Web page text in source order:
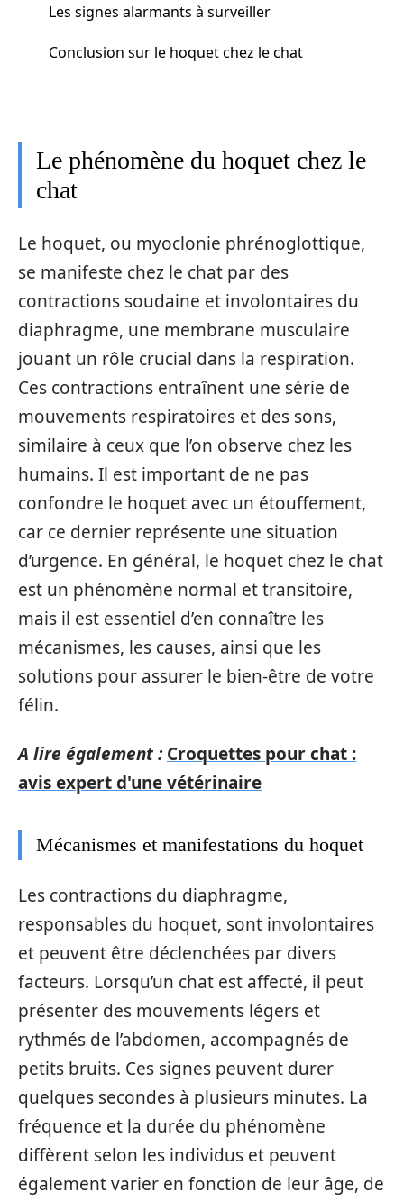
Les signes alarmants à surveiller
Conclusion sur le hoquet chez le chat
Le phénomène du hoquet chez le
chat
Le hoquet, ou myoclonie phrénoglottique,
se manifeste chez le chat par des
contractions soudaine et involontaires du
diaphragme, une membrane musculaire
jouant un rôle crucial dans la respiration.
Ces contractions entraînent une série de
mouvements respiratoires et des sons,
similaire à ceux que l’on observe chez les
humains. Il est important de ne pas
confondre le hoquet avec un étouffement,
car ce dernier représente une situation
d’urgence. En général, le hoquet chez le chat
est un phénomène normal et transitoire,
mais il est essentiel d’en connaître les
mécanismes, les causes, ainsi que les
solutions pour assurer le bien-être de votre
félin.
A lire également : Croquettes pour chat :
avis expert d'une vétérinaire
Mécanismes et manifestations du hoquet
Les contractions du diaphragme,
responsables du hoquet, sont involontaires
et peuvent être déclenchées par divers
facteurs. Lorsqu’un chat est affecté, il peut
présenter des mouvements légers et
rythmés de l’abdomen, accompagnés de
petits bruits. Ces signes peuvent durer
quelques secondes à plusieurs minutes. La
fréquence et la durée du phénomène
diffèrent selon les individus et peuvent
également varier en fonction de leur âge, de